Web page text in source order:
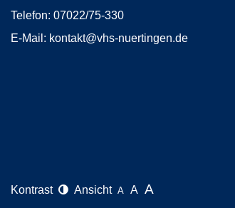
Telefon: 07022/75-330
E-Mail: kontakt@vhs-nuertingen.de
Kontrast Ansicht A A A